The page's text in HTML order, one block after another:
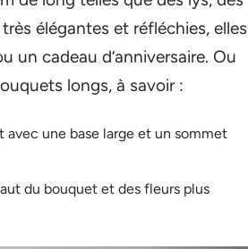
élégantes et réfléchies, elles
un cadeau d’anniversaire. Ou
longs, à savoir :
une base large et un sommet
du bouquet et des fleurs plus